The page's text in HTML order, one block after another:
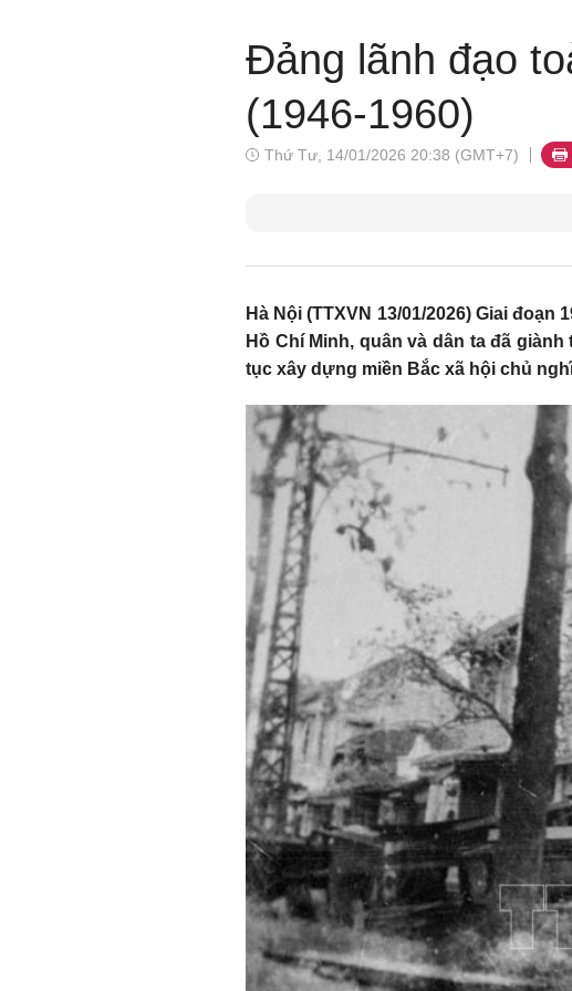
Đảng lãnh đạo
(1946-1960)
Thứ Tư, 14/01/2026 20:38 (GMT+7)
Hà Nội (TTXVN 13/01/2026) Giai
Hồ Chí Minh, quân và dân ta đã
tục xây dựng miền Bắc xã hội chủ